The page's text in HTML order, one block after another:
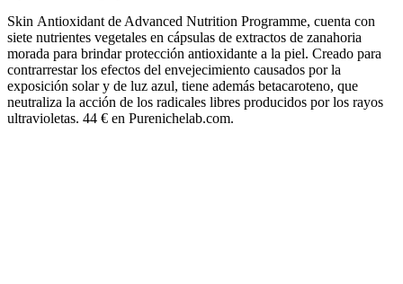
Skin Antioxidant de Advanced Nutrition Programme, cuenta con
siete nutrientes vegetales en cápsulas de extractos de zanahoria
morada para brindar protección antioxidante a la piel. Creado para
contrarrestar los efectos del envejecimiento causados por la
exposición solar y de luz azul, tiene además betacaroteno, que
neutraliza la acción de los radicales libres producidos por los rayos
ultravioletas. 44 € en Purenichelab.com.